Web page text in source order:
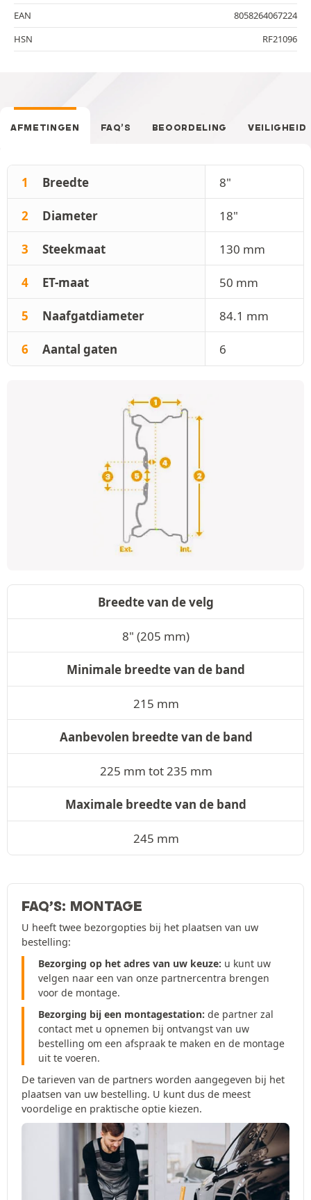
EAN
8058264067224
HSN
RF21096
AFMETINGEN FAQ’S BEOORDELING VEILIGHEID
1 Breedte 8"
2 Diameter 18"
3 Steekmaat 130 mm
4 ET-maat 50 mm
5 Naafgatdiameter 84.1 mm
6 Aantal gaten 6
Breedte van de velg
8" (205 mm)
Minimale breedte van de band
215 mm
Aanbevolen breedte van de band
225 mm tot 235 mm
Maximale breedte van de band
245 mm
FAQ’S: MONTAGE
U heeft twee bezorgopties bij het plaatsen van uw
bestelling:
Bezorging op het adres van uw keuze: u kunt uw
velgen naar een van onze partnercentra brengen
voor de montage.
Bezorging bij een montagestation: de partner zal
contact met u opnemen bij ontvangst van uw
bestelling om een afspraak te maken en de montage
uit te voeren.
De tarieven van de partners worden aangegeven bij het
plaatsen van uw bestelling. U kunt dus de meest
voordelige en praktische optie kiezen.